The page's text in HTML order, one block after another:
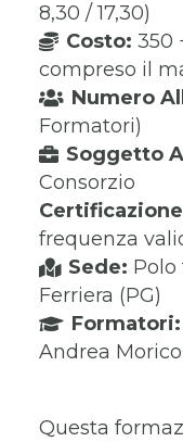
8,30 / 17,30)
Costo: 350
compreso il
Numero
Formatori)
Soggetto
Consorzio
frequenza
Sede: Polo
Ferriera (PG)
Formatori:
Andrea
Questa